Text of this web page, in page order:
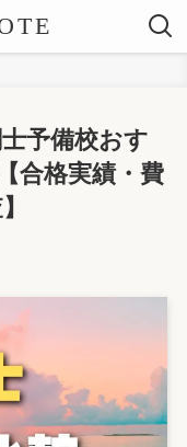
士予備校おす
合格実績・費